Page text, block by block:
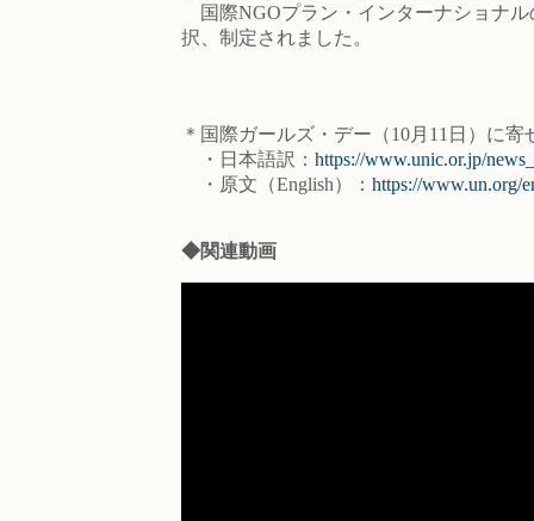
国際NGOプラン・インターナショナル
択、制定されました。
＊国際ガールズ・デー（10月11日）に
・日本語訳： https://www.unic.or.jp/
・原文（English）： https://www.un.org/
◆関連動画